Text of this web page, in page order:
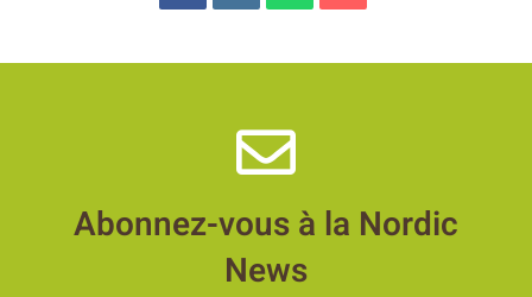
Abonnez-vous à la Nordic
News